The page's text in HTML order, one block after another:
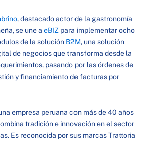
, destacado actor de la gastronomía
se une a eBIZpara implementar ocho
de la solución B2M, una solución
de negocios que transforma desde la
pasando por las órdenes de
y financiamiento de facturas por
empresa peruana con más de 40 años
tradición e innovación en el sector
Es reconocida por sus marcas Trattoria